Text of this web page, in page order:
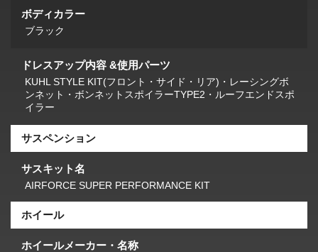
ボディカラー
ブラック
ドレスアップ内容 &使用パーツ
KUHL STYLE KIT(フロント・サイド・リア)・レーシングボ
ンネット・ボンネットスポイラーTYPE2・ルーフエンドスポ
イラー
サスペンション
サスキット名
AIRFORCE SUPER PERFORMANCE KIT
ホイール
ホイールメーカー・名称